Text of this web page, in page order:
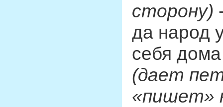
сторону)
да народ
себя
(дает
«пишет»